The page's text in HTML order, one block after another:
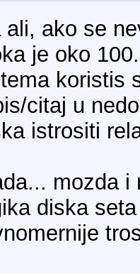
ali, ako se
je oko
koristis
citaj u
istrositi
mozda i
diska